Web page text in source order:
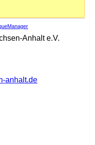
Anhalt e.V.
anhalt.de